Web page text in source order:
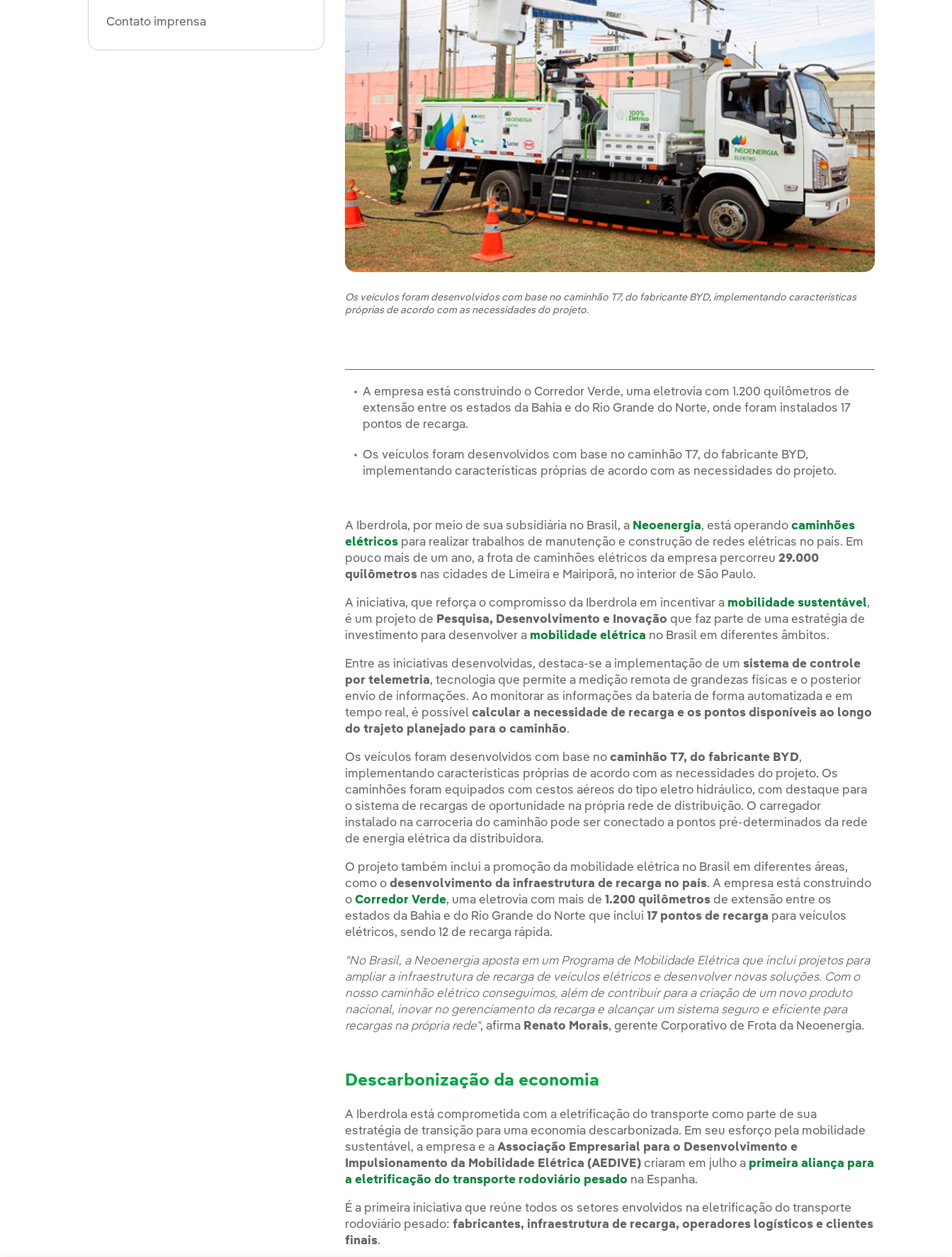
Contato imprensa
Os veículos foram desenvolvidos com base no caminhão T7, do fabricante BYD, implementando características
próprias de acordo com as necessidades do projeto.
A empresa está construindo o Corredor Verde, uma eletrovia com 1.200 quilômetros de
extensão entre os estados da Bahia e do Rio Grande do Norte, onde foram instalados 17
pontos de recarga.
Os veículos foram desenvolvidos com base no caminhão T7, do fabricante BYD,
implementando características próprias de acordo com as necessidades do projeto.
A Iberdrola, por meio de sua subsidiária no Brasil, a Neoenergia, está operandocaminhões
elétricos para realizar trabalhos de manutenção e construção de redes elétricas no país. Em
pouco mais de um ano, a frota de caminhões elétricos da empresa percorreu 29.000
quilômetros nas cidades de Limeira e Mairiporã, no interior de São Paulo.
A iniciativa, que reforça o compromisso da Iberdrola em incentivar a mobilidade sustentável,
é um projeto de Pesquisa, Desenvolvimento e Inovação que faz parte de uma estratégia de
investimento para desenvolver a mobilidade elétrica no Brasil em diferentes âmbitos.
Entre as iniciativas desenvolvidas, destaca-se a implementação de um sistema de controle
por telemetria, tecnologia que permite a medição remota de grandezas físicas e o posterior
envio de informações. Ao monitorar as informações da bateria de forma automatizada e em
tempo real, é possívelcalcular a necessidade de recarga e os pontos disponíveis ao longo
do trajeto planejado para o caminhão.
Os veículos foram desenvolvidos com base nocaminhão T7, do fabricante BYD,
implementando características próprias de acordo com as necessidades do projeto. Os
caminhões foram equipados com cestos aéreos do tipo eletro hidráulico, com destaque para
o sistema de recargas de oportunidade na própria rede de distribuição. O carregador
instalado na carroceria do caminhão pode ser conectado a pontos pré-determinados da rede
de energia elétrica da distribuidora.
O projeto também inclui a promoção da mobilidade elétrica no Brasil em diferentes áreas,
como odesenvolvimento da infraestrutura de recarga no país. A empresa está construindo
oCorredor Verde, uma eletrovia com mais de1.200 quilômetros de extensão entre os
estados da Bahia e do Rio Grande do Norte que inclui17 pontos de recarga para veículos
elétricos, sendo 12 de recarga rápida.
"No Brasil, a Neoenergia aposta em um Programa de Mobilidade Elétrica que inclui projetos para
ampliar a infraestrutura de recarga de veículos elétricos e desenvolver novas soluções. Com o
nosso caminhão elétrico conseguimos, além de contribuir para a criação de um novo produto
nacional, inovar no gerenciamento da recarga e alcançar um sistema seguro e eficiente para
recargas na própria rede", afirma Renato Morais, gerente Corporativo de Frota da Neoenergia.
Descarbonização da economia
A Iberdrola está comprometida com a eletrificação do transporte como parte de sua
estratégia de transição para uma economia descarbonizada. Em seu esforço pela mobilidade
sustentável, a empresa e aAssociação Empresarial para o Desenvolvimento e
Impulsionamento da Mobilidade Elétrica (AEDIVE) criaram em julho a primeira aliança para
a eletrificação do transporte rodoviário pesado na Espanha.
É a primeira iniciativa que reúne todos os setores envolvidos na eletrificação do transporte
rodoviário pesado:fabricantes, infraestrutura de recarga, operadores logísticos e clientes
finais.